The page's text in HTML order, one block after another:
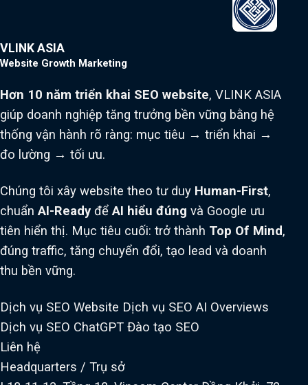
VLINK ASIA
Website Growth Marketing
Hơn 10 năm triển khai SEO website, VLINK ASIA
giúp doanh nghiệp tăng trưởng bền vững bằng hệ
thống vận hành rõ ràng: mục tiêu → triển khai →
đo lường → tối ưu.
Chúng tôi xây website theo tư duy Human-First,
chuẩnAI-Ready đểAI hiểu đúng và Google ưu
tiên hiển thị. Mục tiêu cuối: trở thành Top Of Mind,
đúng traffic, tăng chuyển đổi, tạo lead và doanh
thu bền vững.
Dịch vụ SEO Website Dịch vụ SEO AI Overviews
Dịch vụ SEO ChatGPT Đào tạo SEO
Liên hệ
Headquarters / Trụ sở